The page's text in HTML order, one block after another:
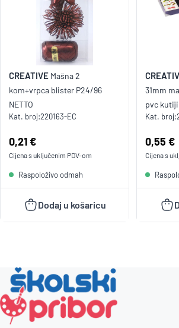
CREATIVE Mašna 2
kom+vrpca blister P24/96
NETTO
Kat. broj:220163-EC
Cijena:
0,21 €
Cijena s uključenim PDV-om
Raspoloživo odmah
Dodaj u košaricu
31mm
pvc
Kat. broj:
Cijena:
0,55 €
Cijena s